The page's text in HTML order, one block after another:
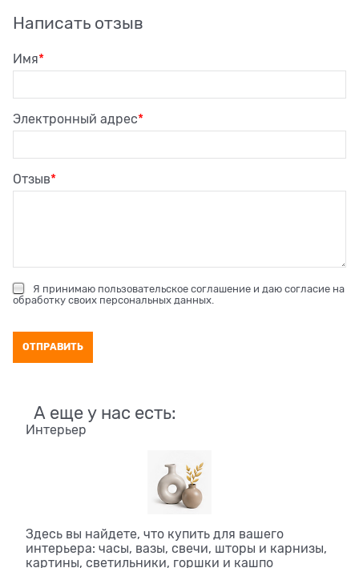
Написать отзыв
Имя
Электронный адрес
Отзыв
Я принимаю пользовательское соглашение и даю согласие на
обработку своих персональных данных
А еще у нас есть:
Интерьер
Здесь вы найдете, что купить для вашего
интерьера: часы, вазы, свечи, шторы и карнизы,
картины, светильники, горшки и кашпо